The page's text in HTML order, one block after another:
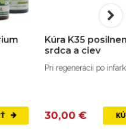
Kúra K35 posilnenie
srdca a ciev
Pri regenerácii po infarkte.
30,00 € KÚPIŤ